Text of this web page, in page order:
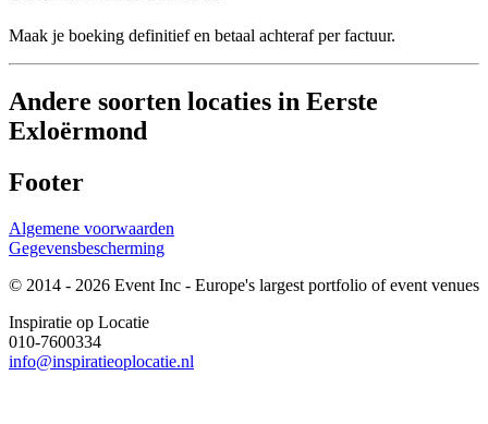
Maak je boeking definitief en betaal achteraf per factuur.
Andere soorten locaties in Eerste
Exloërmond
Footer
Algemene voorwaarden
Gegevensbescherming
© 2014 - 2026 Event Inc - Europe's largest portfolio of event venues
Inspiratie op Locatie
010-7600334
info@inspiratieoplocatie.nl